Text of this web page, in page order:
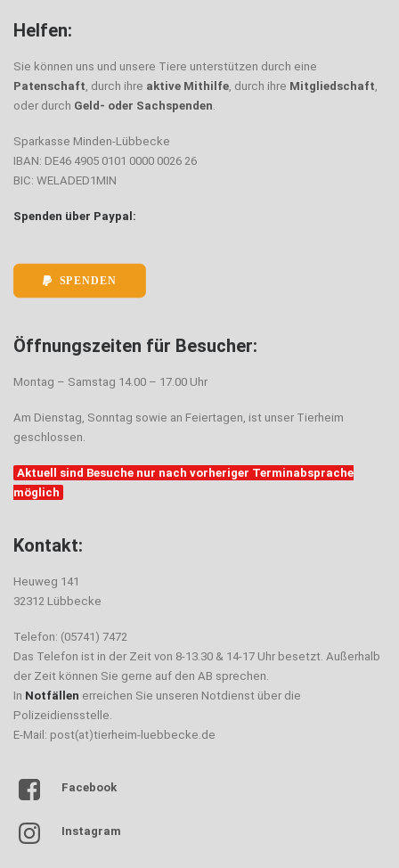
Helfen:
Sie können uns und unsere Tiere unterstützen durch eine
Patenschaft, durch ihre aktive Mithilfe, durch ihre Mitgliedschaft,
oder durch Geld- oder Sachspenden.
Sparkasse Minden-Lübbecke
IBAN: DE46 4905 0101 0000 0026 26
BIC: WELADED1MIN
Spenden über Paypal:
SPENDEN
Öffnungszeiten für Besucher:
Montag – Samstag 14.00 – 17.00 Uhr
Am Dienstag, Sonntag sowie an Feiertagen, ist unser Tierheim
geschlossen.
Aktuell sind Besuche nur nach vorheriger Terminabsprache
möglich
Kontakt:
Heuweg 141
32312 Lübbecke
Telefon: (05741) 7472
Das Telefon ist in der Zeit von 8-13.30 & 14-17 Uhr besetzt. Außerhalb
der Zeit können Sie gerne auf den AB sprechen.
In Notfällen erreichen Sie unseren Notdienst über die
Polizeidiensstelle.
E-Mail: post(at)tierheim-luebbecke.de
Facebook
Instagram